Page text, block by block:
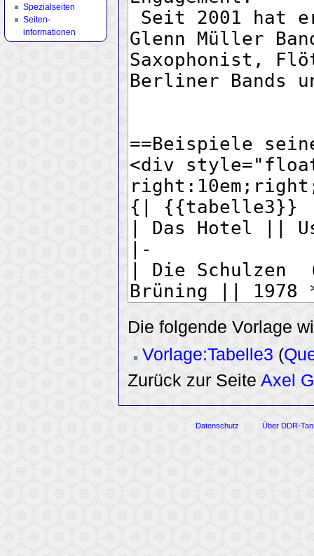
Die folgende Vorlage
Vorlage:Tabelle3 (
Zurück zur SeiteAxel
Spezialseiten
Seiten­
informationen
Datenschutz Über DDR-